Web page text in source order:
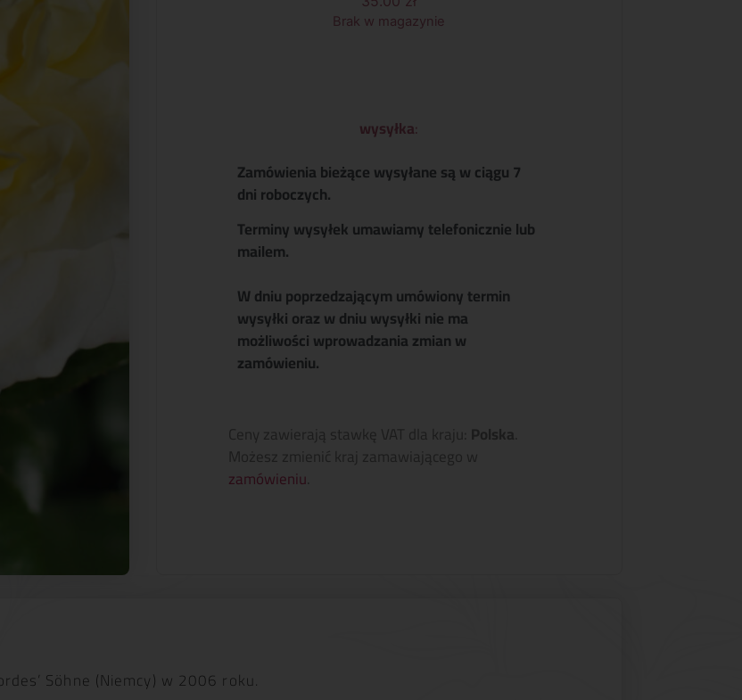
Brak w magazynie
wysyłka:
Zamówienia bieżące wysyłane są w ciągu 7
dni roboczych.
Terminy wysyłek umawiamy telefonicznie lub
mailem.
W dniu poprzedzającym umówiony termin
wysyłki oraz w dniu wysyłki nie ma
możliwości wprowadzania zmian w
zamówieniu.
Ceny zawierają stawkę VAT dla kraju: Polska
Możesz zmienić kraj zamawiającego w
zamówieniu
Söhne (Niemcy) w 2006 roku.